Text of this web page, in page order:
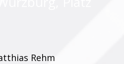
Rehm